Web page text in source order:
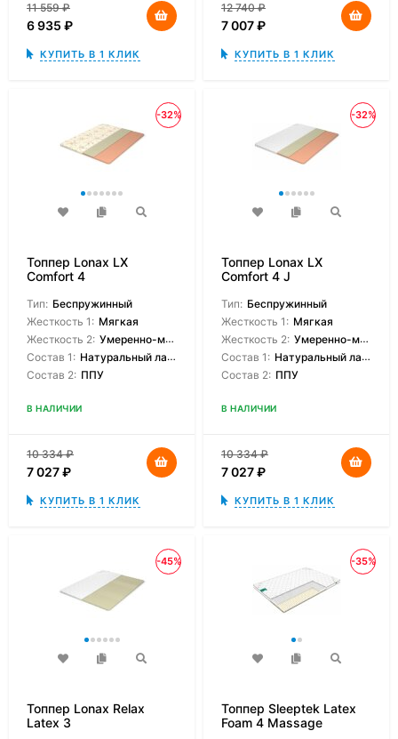
11 559₽
6 935 ₽
КУПИТЬ В 1 КЛИК
12 740₽
7 007₽
КУПИТЬ В 1 КЛИК
-32%
Топпер Lonax LX
Comfort 4
Тип: Беспружинный
Жесткость 1: Мягкая
Жесткость 2: Умеренно-мягкая
Состав 1: Натуральный латекс
Состав 2: ППУ
В НАЛИЧИИ
10 334₽
7 027₽
КУПИТЬ В 1 КЛИК
-32%
Топпер Lonax LX
Comfort 4 J
Тип: Беспружинный
Жесткость 1: Мягкая
Жесткость 2: Умеренно-мягкая
Состав 1: Натуральный латекс
Состав 2: ППУ
В НАЛИЧИИ
10 334₽
7 027₽
КУПИТЬ В 1 КЛИК
-45%
Топпер Lonax Relax
Latex 3
-35%
Топпер Sleeptek Latex
Foam 4 Massage